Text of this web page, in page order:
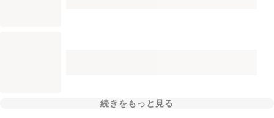
続きをもっと見る